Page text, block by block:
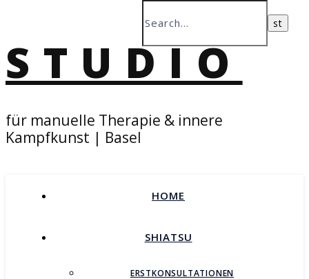
STUDIO
für manuelle Therapie & innere
Kampfkunst | Basel
HOME
SHIATSU
ERSTKONSULTATIONEN